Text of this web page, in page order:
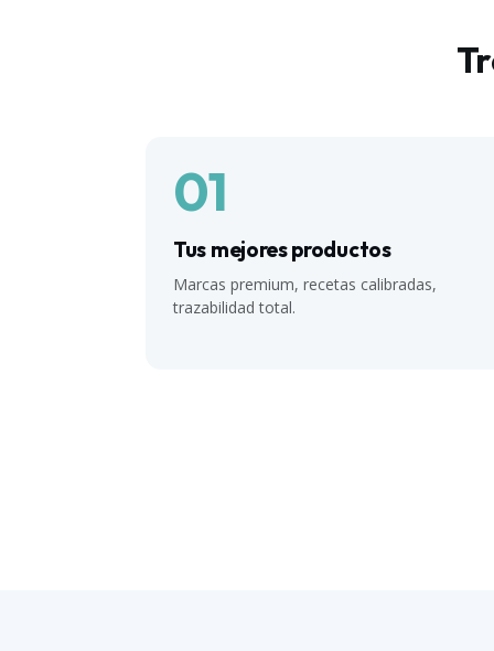
01
Tus mejores productos
Marcas premium, recetas calibradas,
trazabilidad total.